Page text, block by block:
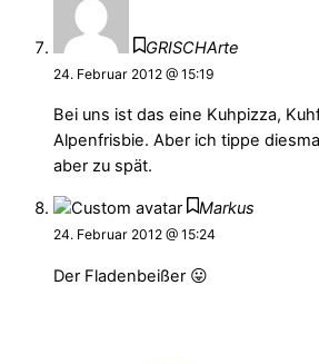
GRISCHArte
24. Februar 2012 @ 15:19
Bei uns ist das eine Kuhpizza,
Alpenfrisbie. Aber ich tippe
aber zu spät.
Markus
24. Februar 2012 @ 15:24
Der Fladenbeißer 😛